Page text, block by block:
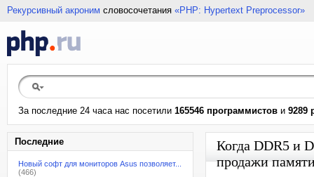
Рекурсивный акроним словосочетания «PHP: Hypertext Preprocessor»
За последние 24 часа нас посетили 165546 программистов и 9289
Последние
Новый софт для мониторов Asus позволяет...
(466)
Когда DDR5 и
продажи